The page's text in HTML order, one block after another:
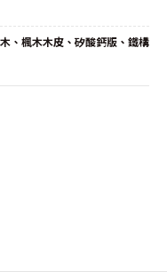
、楓木木皮、矽酸鈣版、鐵構